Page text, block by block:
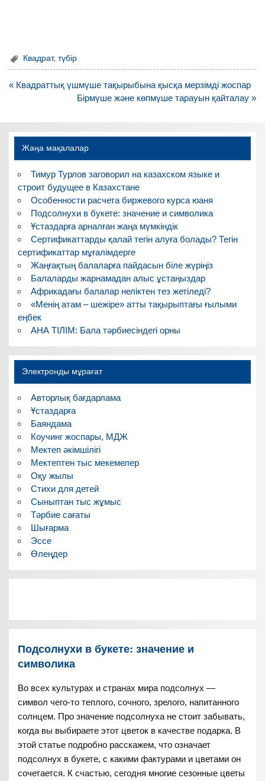
Квадрат,түбір
Навигация
« Квадраттық үшмүше тақырыбына қысқа мерзімді жоспар
Бірмүше және көпмүше тарауын қайталау »
Жаңа мақалалар
Тимур Турлов заговорил на казахском языке и
строит будущее в Казахстане
Особенности расчета биржевого курса юаня
Подсолнухи в букете: значение и символика
Ұстаздарға арналған жаңа мүмкіндік
Сертификаттарды қалай тегін алуға болады? Тегін
сертификаттар мұғалімдерге
Жаңғақтың балаларға пайдасын біле жүріңіз
Балаларды жарнамадан алыс ұстаңыздар
Африкадағы балалар неліктен тез жетіледі?
«Менің атам – шежіре» атты тақырыптағы ғылыми
еңбек
АНА ТІЛІМ: Бала тәрбиесіндегі орны
Электронды мұрағат
Авторлық бағдарлама
Ұстаздарға
Баяндама
Коучинг жоспары, МДЖ
Мектеп әкімшілігі
Мектептен тыс мекемелер
Оқу жылы
Стихи для детей
Сыныптан тыс жұмыс
Тәрбие сағаты
Шығарма
Эссе
Өлеңдер
Подсолнухи в букете: значение и
символика
Во всех культурах и странах мира подсолнух —
символ чего-то теплого, сочного, зрелого, напитанного
солнцем. Про значение подсолнуха не стоит забывать,
когда вы выбираете этот цветок в качестве подарка. В
этой статье подробно расскажем, что означает
подсолнух в букете, с какими фактурами и цветами он
сочетается. К счастью, сегодня многие сезонные цветы